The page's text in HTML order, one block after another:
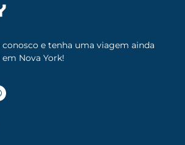
e tenha uma viagem ainda
Nova York!